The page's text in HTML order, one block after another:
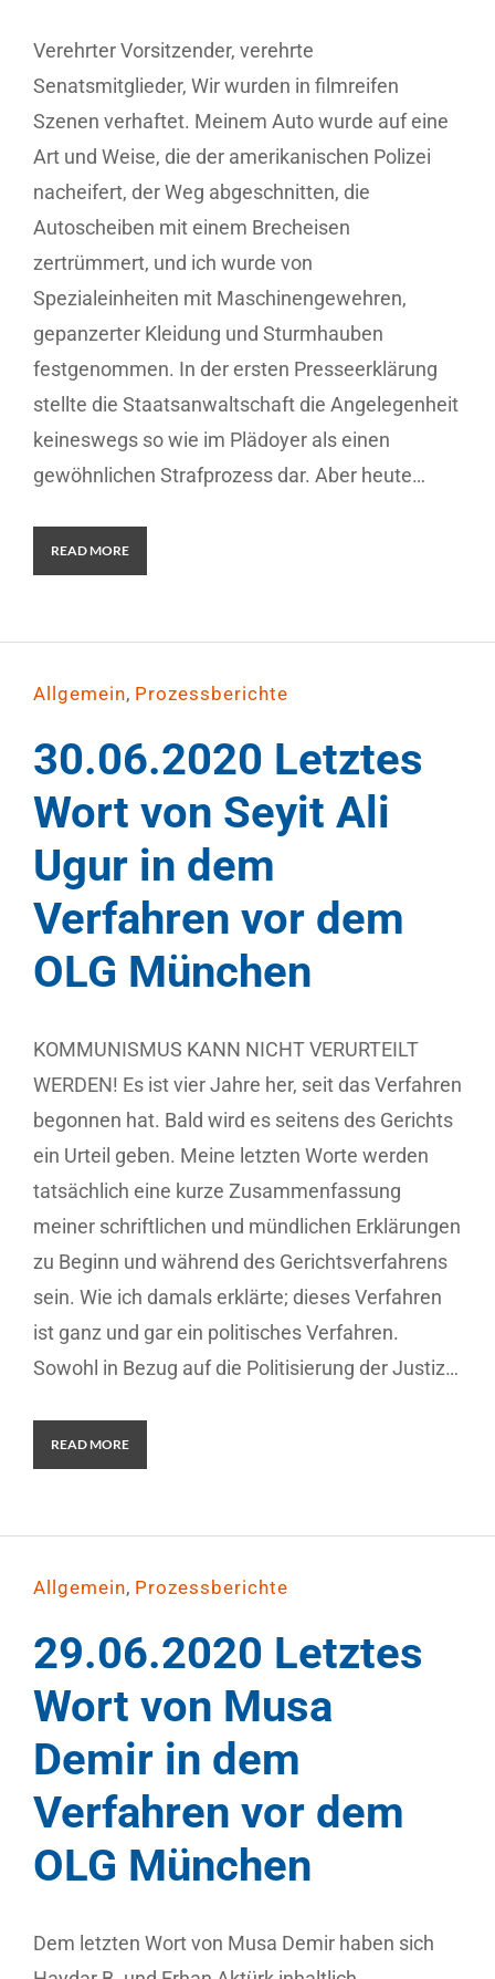
Verehrter Vorsitzender, verehrte
Senatsmitglieder, Wir wurden in filmreifen
Szenen verhaftet. Meinem Auto wurde auf eine
Art und Weise, die der amerikanischen Polizei
nacheifert, der Weg abgeschnitten, die
Autoscheiben mit einem Brecheisen
zertrümmert, und ich wurde von
Spezialeinheiten mit Maschinengewehren,
gepanzerter Kleidung und Sturmhauben
festgenommen. In der ersten Presseerklärung
stellte die Staatsanwaltschaft die Angelegenheit
keineswegs so wie im Plädoyer als einen
gewöhnlichen Strafprozess dar. Aber heute…
READ MORE
Allgemein, Prozessberichte
30.06.2020 Letztes
Wort von Seyit Ali
Ugur in dem
Verfahren vor dem
OLG München
KOMMUNISMUS KANN NICHT VERURTEILT
WERDEN! Es ist vier Jahre her, seit das Verfahren
begonnen hat. Bald wird es seitens des Gerichts
ein Urteil geben. Meine letzten Worte werden
tatsächlich eine kurze Zusammenfassung
meiner schriftlichen und mündlichen Erklärungen
zu Beginn und während des Gerichtsverfahrens
sein. Wie ich damals erklärte; dieses Verfahren
ist ganz und gar ein politisches Verfahren.
Sowohl in Bezug auf die Politisierung der Justiz…
READ MORE
Allgemein, Prozessberichte
29.06.2020 Letztes
Wort von Musa
Demir in dem
Verfahren vor dem
OLG München
Dem letzten Wort von Musa Demir haben sich